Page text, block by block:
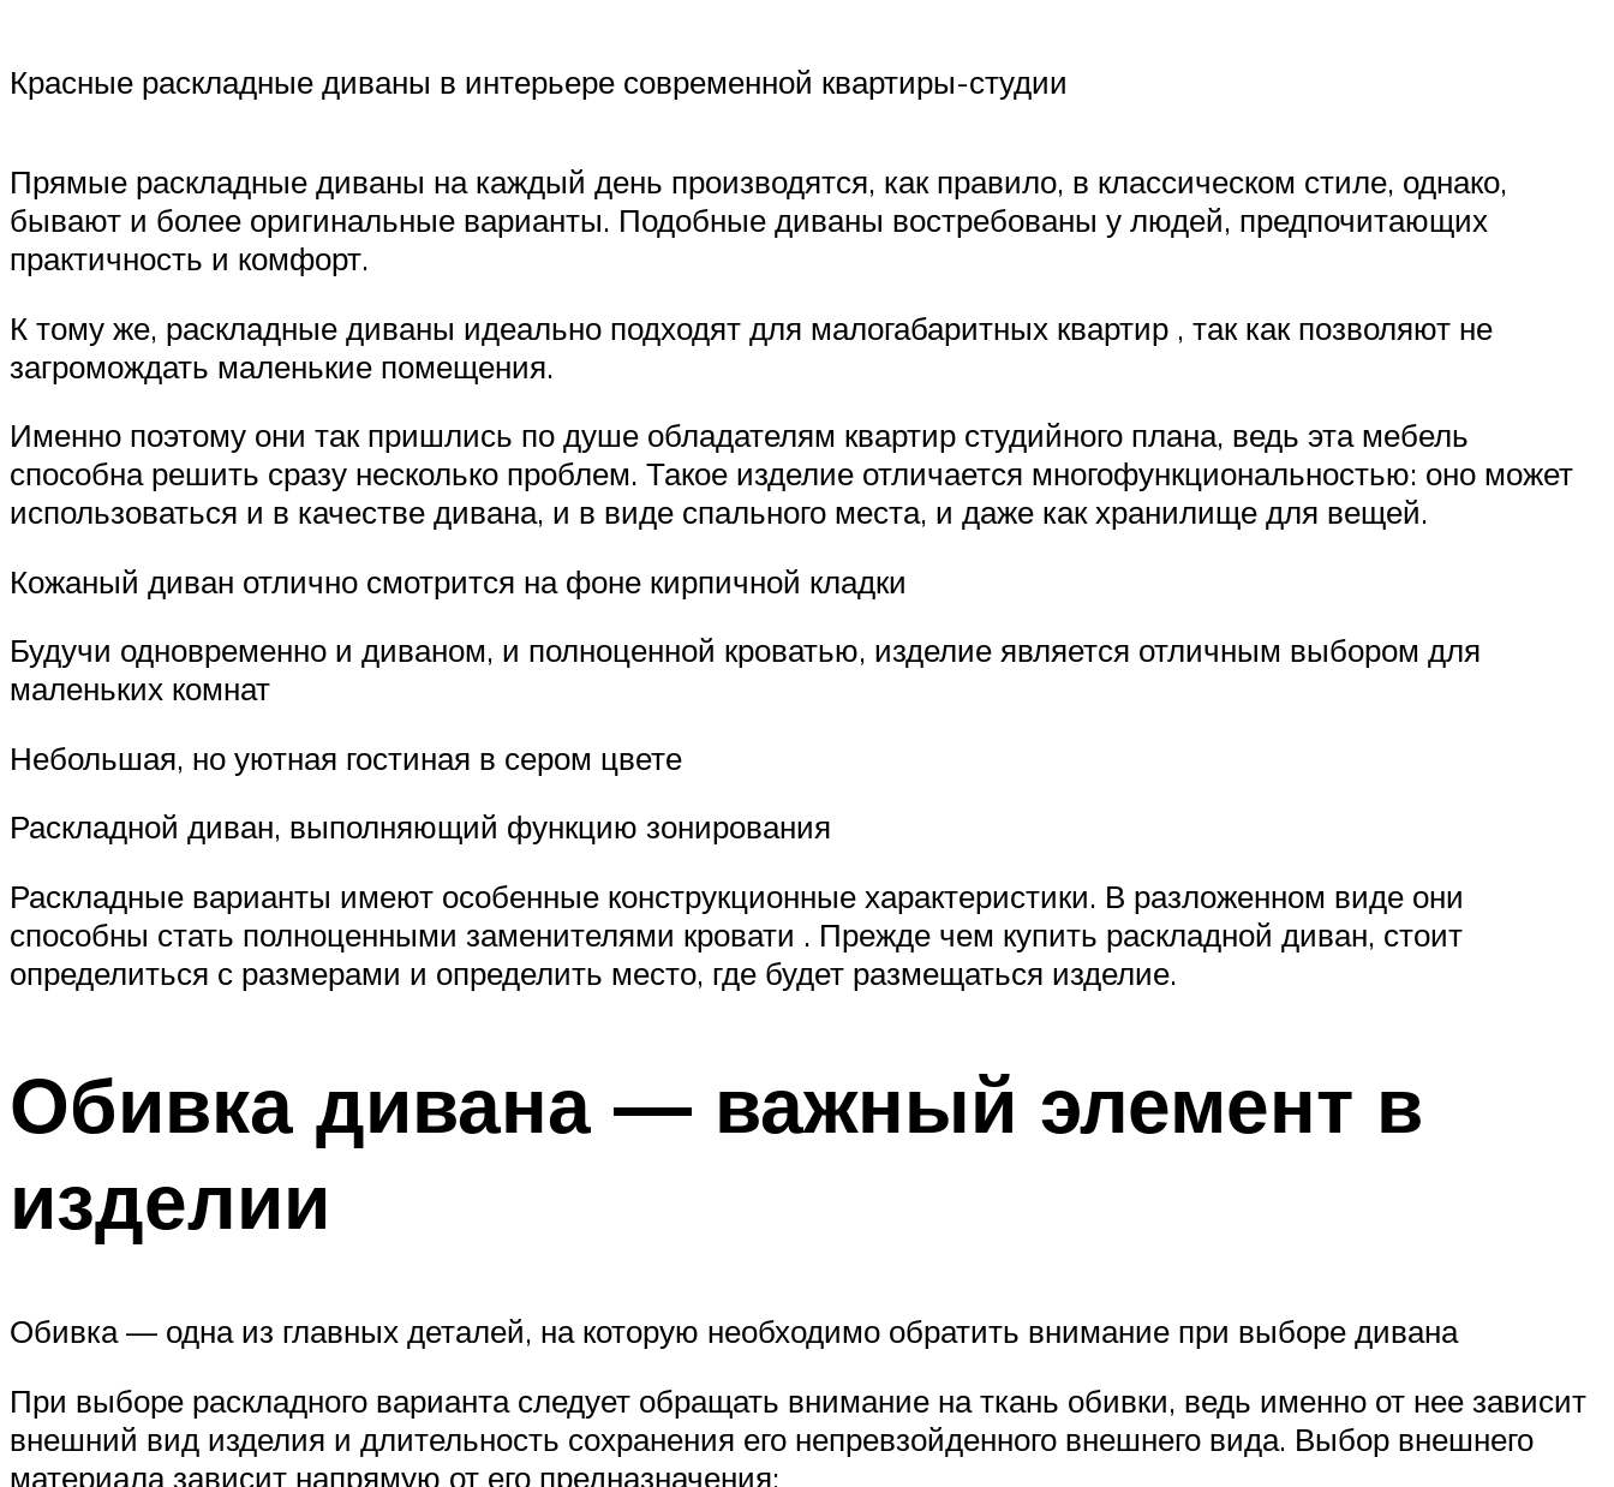
Красные раскладные диваны в интерьере современной квартиры-студии
Прямые раскладные диваны на каждый день производятся, как правило, в классическом стиле, однако,
бывают и более оригинальные варианты. Подобные диваны востребованы у людей, предпочитающих
практичность и комфорт.
К тому же, раскладные диваны идеально подходят для малогабаритных квартир , так как позволяют не
загромождать маленькие помещения.
Именно поэтому они так пришлись по душе обладателям квартир студийного плана, ведь эта мебель
способна решить сразу несколько проблем. Такое изделие отличается многофункциональностью: оно может
использоваться и в качестве дивана, и в виде спального места, и даже как хранилище для вещей.
Кожаный диван отлично смотрится на фоне кирпичной кладки
Будучи одновременно и диваном, и полноценной кроватью, изделие является отличным выбором для
маленьких комнат
Небольшая, но уютная гостиная в сером цвете
Раскладной диван, выполняющий функцию зонирования
Раскладные варианты имеют особенные конструкционные характеристики. В разложенном виде они
способны стать полноценными заменителями кровати . Прежде чем купить раскладной диван, стоит
определиться с размерами и определить место, где будет размещаться изделие.
Обивка дивана — важный элемент в
изделии
Обивка — одна из главных деталей, на которую необходимо обратить внимание при выборе дивана
При выборе раскладного варианта следует обращать внимание на ткань обивки, ведь именно от нее зависит
внешний вид изделия и длительность сохранения его непревзойденного внешнего вида. Выбор внешнего
материала зависит напрямую от его предназначения: